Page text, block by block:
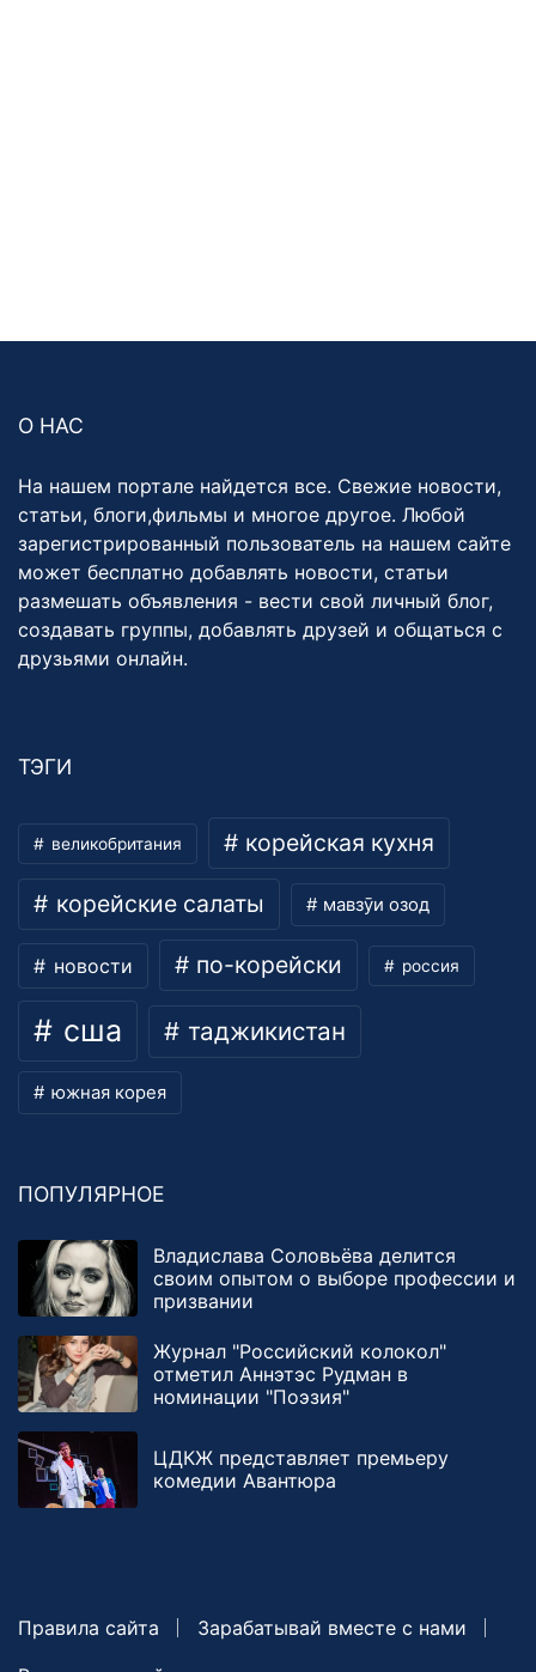
О НАС
На нашем портале найдется все. Свежие новости,
статьи, блоги,фильмы и многое другое. Любой
зарегистрированный пользователь на нашем сайте
может бесплатно добавлять новости, статьи
размешать объявления - вести свой личный блог,
создавать группы, добавлять друзей и общаться с
друзьями онлайн.
ТЭГИ
великобритания корейская кухня
корейские салаты мавзӯи озод
новости по-корейски россия
сша таджикистан
южная корея
ПОПУЛЯРНОЕ
Владислава Соловьёва делится
своим опытом о выборе профессии и
призвании
Журнал "Российский колокол"
отметил Аннэтэс Рудман в
номинации "Поэзия"
ЦДКЖ представляет премьеру
комедии Авантюра
Правила сайта
Зарабатывай вместе с нами